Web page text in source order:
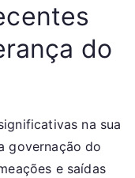
do
na sua
governação do
e saídas